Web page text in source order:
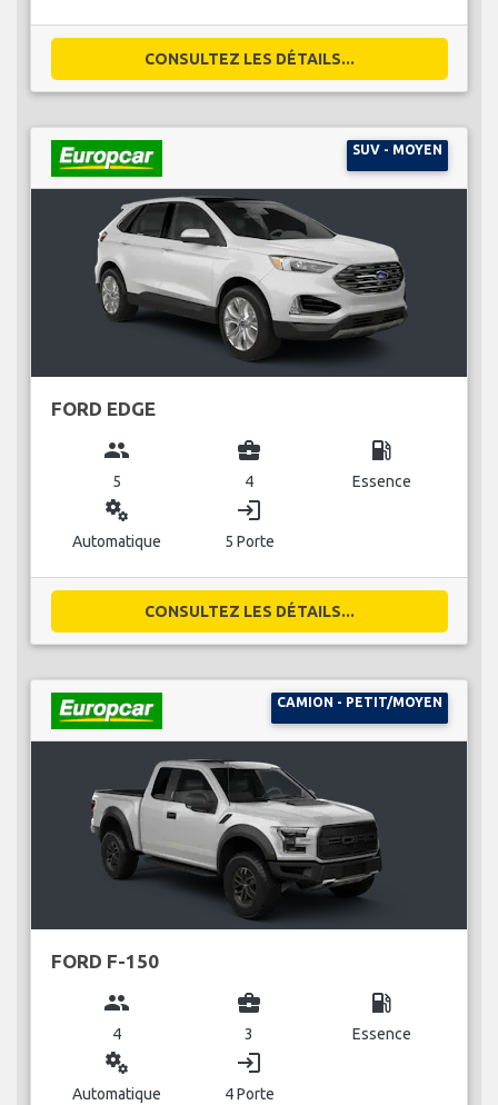
CONSULTEZ LES DÉTAILS...
SUV - MOYEN
FORD EDGE
group
5
business_center
4
local_gas_station
Essence
miscellaneous_services
Automatique
login
5 Porte
CONSULTEZ LES DÉTAILS...
CAMION - PETIT/MOYEN
FORD F-150
group
4
business_center
3
local_gas_station
Essence
miscellaneous_services
Automatique
login
4 Porte